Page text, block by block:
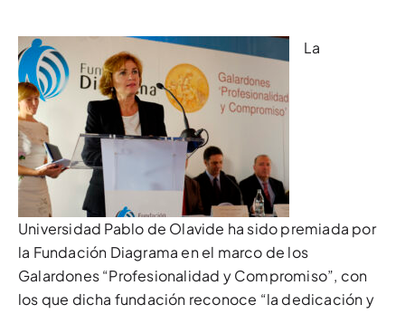
La
Universidad Pablo de Olavide ha sido premiada por
la Fundación Diagrama en el marco de los
Galardones “Profesionalidad y Compromiso”, con
los que dicha fundación reconoce “la dedicación y